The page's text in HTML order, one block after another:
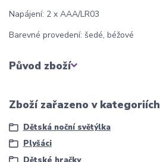
Napájení: 2 x AAA/LR03
Barevné provedení: šedé, béžové
Původ zboží
Zboží zařazeno v kategoriích
Dětská noční světýlka
Plyšáci